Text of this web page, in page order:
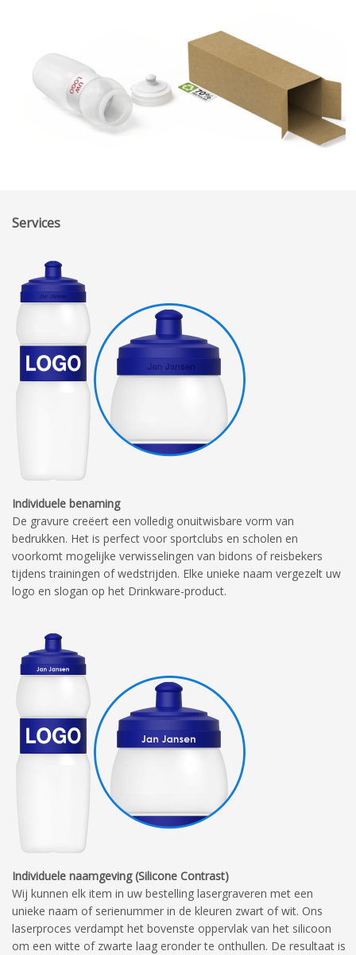
Services
Individuele benaming
De gravure creëert een volledig onuitwisbare vorm van
bedrukken. Het is perfect voor sportclubs en scholen en
voorkomt mogelijke verwisselingen van bidons of reisbekers
tijdens trainingen of wedstrijden. Elke unieke naam vergezelt uw
logo en slogan op het Drinkware-product.
Individuele naamgeving (Silicone Contrast)
Wij kunnen elk item in uw bestelling lasergraveren met een
unieke naam of serienummer in de kleuren zwart of wit. Ons
laserproces verdampt het bovenste oppervlak van het silicoon
om een ​​witte of zwarte laag eronder te onthullen. De resultaat is